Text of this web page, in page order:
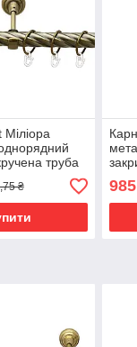
труба
Антик 25
00017711)
₴ 985